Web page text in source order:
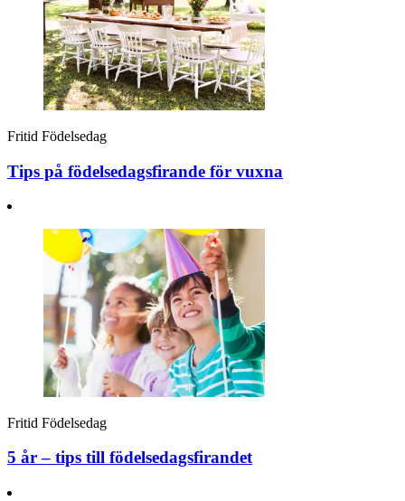
Fritid Födelsedag
Tips på födelsedagsfirande för vuxna
Fritid Födelsedag
5 år – tips till födelsedagsfirandet